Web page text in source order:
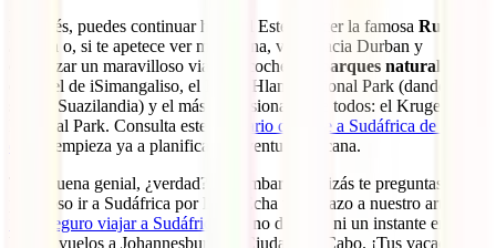
Después, puedes continuar hacia el Este y hacer la famosa Ruta
Jardín o, si te apetece ver más fauna, volar hacia Durban y
comenzar un maravilloso viaje en coche por
parques naturales
como el de iSimangaliso, el Royal Hlane National Park (dando el
salto a Suazilandia) y el más impresionante de todos: el Kruger
National Park. Consulta este
itinerario de viaje a Sudáfrica de 15
y empieza ya a planificar tu aventura africana.
Todo suena genial, ¿verdad? Sin embargo, quizás te preguntas si es
peligroso ir a Sudáfrica por libre. Echa un vistazo a nuestro artículo
“¿Es seguro viajar a Sudáfrica?”
y no dudarás ni un instante en
buscar vuelos a Johannesburgo o Ciudad del Cabo. ¡Tus vacaciones